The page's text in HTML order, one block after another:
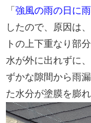
「 強風の雨の日に
したので、原因は
トの上下重なり部
水が外に出れずに
ずかな隙間から雨
た水分が塗膜を膨